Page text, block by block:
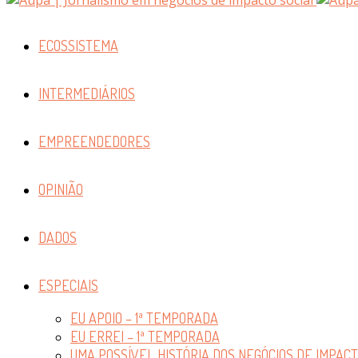
ECOSSISTEMA
INTERMEDIÁRIOS
EMPREENDEDORES
OPINIÃO
DADOS
ESPECIAIS
EU APOIO – 1ª TEMPORADA
EU ERREI – 1ª TEMPORADA